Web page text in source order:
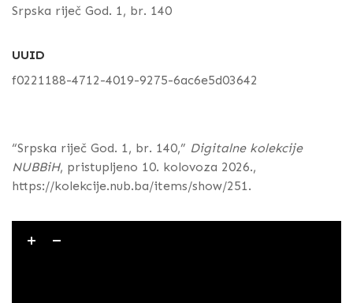
Srpska riječ God. 1, br. 140
UUID
f0221188-4712-4019-9275-6ac6e5d03642
“Srpska riječ God. 1, br. 140,” Digitalne kolekcije
NUBBiH, pristupljeno 10. kolovoza 2026.,
https://kolekcije.nub.ba/items/show/251.